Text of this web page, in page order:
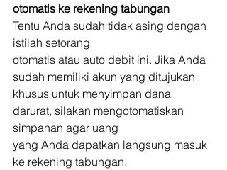
otomatis ke rekening tabungan
Tentu Anda sudah tidak asing dengan
istilah setorang
otomatis atau auto debit ini. Jika Anda
sudah memiliki akun yang ditujukan
khusus untuk menyimpan dana
darurat, silakan mengotomatiskan
simpanan agar uang
yang Anda dapatkan langsung masuk
ke rekening tabungan.